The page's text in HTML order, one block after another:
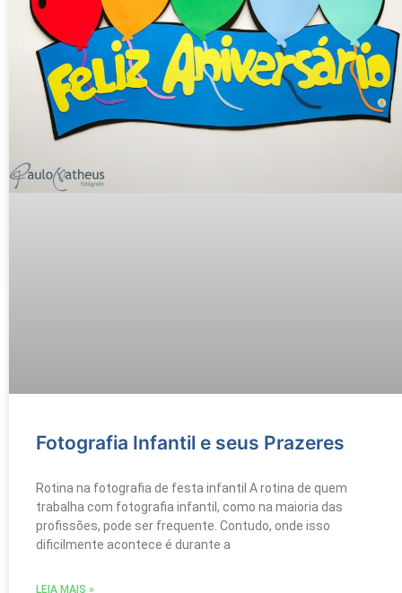
Fotografia Infantil e seus Prazeres
Rotina na fotografia de festa infantil A rotina de quem
trabalha com fotografia infantil, como na maioria das
profissões, pode ser frequente. Contudo, onde isso
dificilmente acontece é durante a
LEIA MAIS »